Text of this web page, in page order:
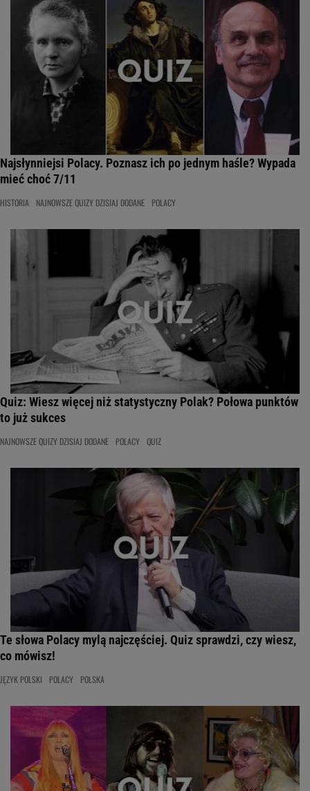
Najsłynniejsi Polacy. Poznasz ich po jednym haśle? Wypada
mieć choć 7/11
HISTORIA NAJNOWSZE QUIZY DZISIAJ DODANE POLACY
Quiz: Wiesz więcej niż statystyczny Polak? Połowa punktów
to już sukces
NAJNOWSZE QUIZY DZISIAJ DODANE POLACY QUIZ
Te słowa Polacy mylą najczęściej. Quiz sprawdzi, czy wiesz,
co mówisz!
JĘZYK POLSKI POLACY POLSKA